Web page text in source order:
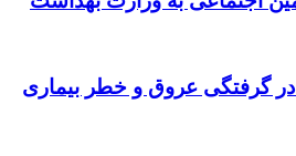
گرفتگی عروق و خطر بیماری